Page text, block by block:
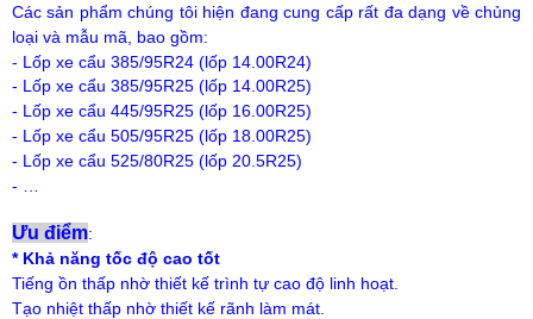
Các sản phẩm chúng tôi hiện đang cung cấp rất đa dạng về chủng
loại và mẫu mã, bao gồm:
- Lốp xe cẩu 385/95R24 (lốp 14.00R24)
- Lốp xe cẩu 385/95R25 (lốp 14.00R25)
- Lốp xe cẩu 445/95R25 (lốp 16.00R25)
- Lốp xe cẩu 505/95R25 (lốp 18.00R25)
- Lốp xe cẩu 525/80R25 (lốp 20.5R25)
- …
Ưu điểm:
* Khả năng tốc độ cao tốt
Tiếng ồn thấp nhờ thiết kế trình tự cao độ linh hoạt.
Tạo nhiệt thấp nhờ thiết kế rãnh làm mát.